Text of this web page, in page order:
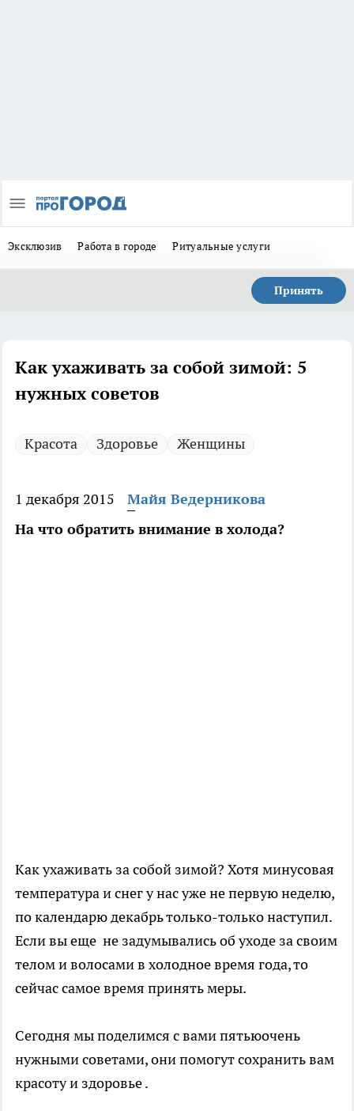
Эксклюзив Работа в городе Ритуальные услуги
Принять
Как ухаживать за собой зимой: 5
нужных советов
Красота Здоровье Женщины
1 декабря 2015
Майя Ведерникова
На что обратить внимание в холода?
Как ухаживать за собой зимой? Хотя минусовая
температура и снег у нас уже не первую неделю,
по календарю декабрь только-только наступил.
Если вы еще не задумывались об уходе за своим
телом и волосами в холодное время года, то
сейчас самое время принять меры.
Сегодня мы поделимся с вами пятьюочень
нужными советами, они помогут сохранить вам
красоту и здоровье .